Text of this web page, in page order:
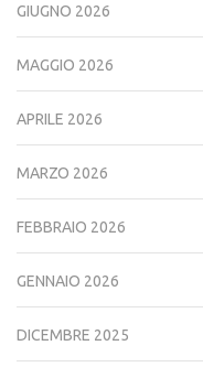
GIUGNO 2026
MAGGIO 2026
APRILE 2026
MARZO 2026
FEBBRAIO 2026
GENNAIO 2026
DICEMBRE 2025